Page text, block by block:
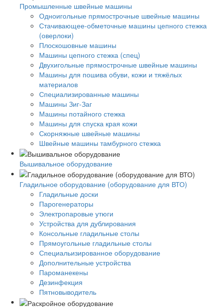
Промышленные швейные машины
Одноигольные прямострочные швейные машины
Стачивающее-обметочные машины цепного стежка
(оверлоки)
Плоскошовные машины
Машины цепного стежка (спец)
Двухигольные прямострочные швейные машины
Машины для пошива обуви, кожи и тяжёлых
материалов
Специализированные машины
Машины Зиг-Заг
Машины потайного стежка
Машины для спуска края кожи
Скорняжные швейные машины
Швейные машины тамбурного стежка
Вышивальное оборудование
Гладильное оборудование (оборудование для ВТО)
Гладильные доски
Парогенераторы
Электропаровые утюги
Устройства для дублирования
Консольные гладильные столы
Прямоугольные гладильные столы
Специальизированное оборудование
Дополнительные устройства
Пароманекены
Дезинфекция
Пятновыводитель